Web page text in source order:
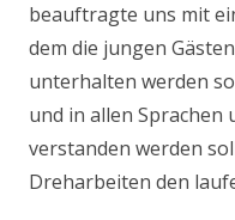
beauftragte uns mit
dem die jungen
unterhalten werden
und in allen Sprachen
verstanden werden
Dreharbeiten den